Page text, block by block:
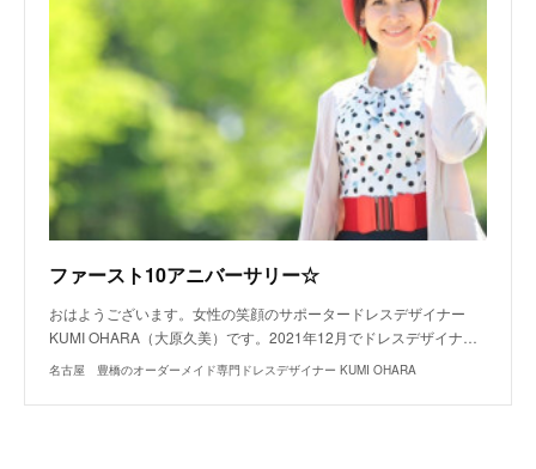
ファースト10アニバーサリー☆
おはようございます。女性の笑顔のサポータードレスデザイナー
KUMI OHARA（大原久美）です。2021年12月でドレスデザイナ…
名古屋 豊橋のオーダーメイド専門ドレスデザイナー KUMI OHARA